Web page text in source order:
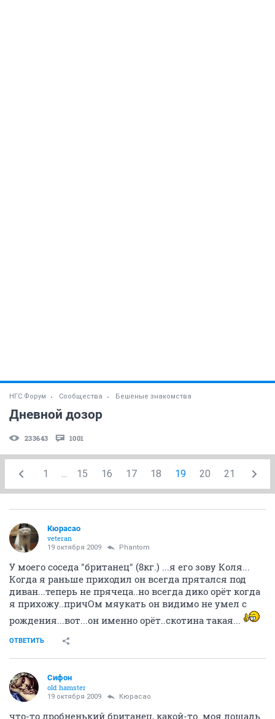
НГС.Форум Сообщества Бешеные знакомства
Дневной дозор
233643 1001
1 15 16 17 18 19 20 21
Кюрасао
veteran
19 октября 2009 Phantom
У моего соседа "британец" (8кг.) ...я его зову Коля...
Когда я раньше приходил он всегда прятался под
диван...теперь не прячеца..но всегда дико орёт когда
я прихожу..причОм мяукать он видимо не умел с
рождения...вот...он именно орёт..скотина такая...
ОТВЕТИТЬ
Сифон
old hamster
19 октября 2009 Кюрасао
что-то дробненький британец, какой-то..моя лошадь